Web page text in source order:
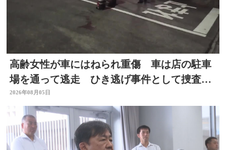
高齢女性が車にはねられ重傷 車は店の駐車
場を通って逃走 ひき逃げ事件として捜査
大分
2026年08月05日